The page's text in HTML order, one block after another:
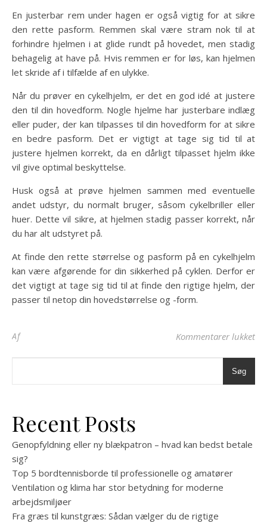
En justerbar rem under hagen er også vigtig for at sikre
den rette pasform. Remmen skal være stram nok til at
forhindre hjelmen i at glide rundt på hovedet, men stadig
behagelig at have på. Hvis remmen er for løs, kan hjelmen
let skride af i tilfælde af en ulykke.
Når du prøver en cykelhjelm, er det en god idé at justere
den til din hovedform. Nogle hjelme har justerbare indlæg
eller puder, der kan tilpasses til din hovedform for at sikre
en bedre pasform. Det er vigtigt at tage sig tid til at
justere hjelmen korrekt, da en dårligt tilpasset hjelm ikke
vil give optimal beskyttelse.
Husk også at prøve hjelmen sammen med eventuelle
andet udstyr, du normalt bruger, såsom cykelbriller eller
huer. Dette vil sikre, at hjelmen stadig passer korrekt, når
du har alt udstyret på.
At finde den rette størrelse og pasform på en cykelhjelm
kan være afgørende for din sikkerhed på cyklen. Derfor er
det vigtigt at tage sig tid til at finde den rigtige hjelm, der
passer til netop din hovedstørrelse og -form.
Af Kommentarer lukkettil
Søg
Recent Posts
Genopfyldning eller ny blækpatron – hvad kan bedst betale
sig?
Top 5 bordtennisborde til professionelle og amatører
Ventilation og klima har stor betydning for moderne
arbejdsmiljøer
Fra græs til kunstgræs: Sådan vælger du de rigtige